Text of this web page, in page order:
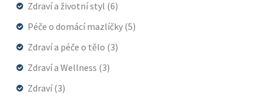
Zdraví a životní styl (6)
Péče o domácí mazlíčky (5)
Zdraví a péče o tělo (3)
Zdraví a Wellness (3)
Zdraví(3)